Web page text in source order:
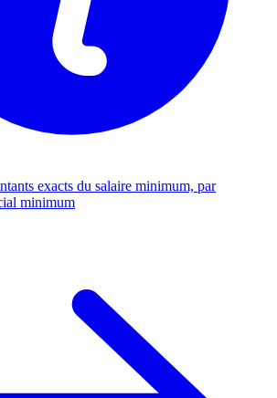
exacts du salaire minimum, par
minimum